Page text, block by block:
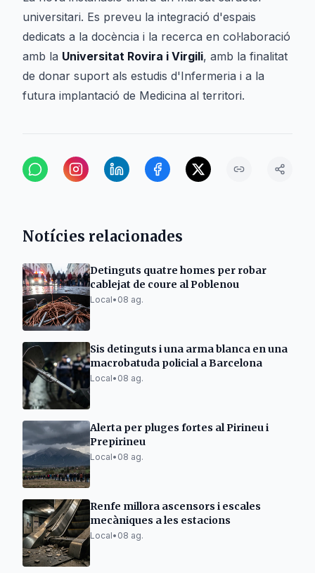
universitari. Es preveu la integració d'espais
dedicats a la docència i la recerca en col·laboració
amb la Universitat Rovira i Virgili, amb la finalitat
de donar suport als estudis d'Infermeria i a la
futura implantació de Medicina al territori.
Notícies relacionades
Detinguts quatre homes per robar
cablejat de coure al Poblenou
Local• 08 ag.
Sis detinguts i una arma blanca en una
macrobatuda policial a Barcelona
Local• 08 ag.
Alerta per pluges fortes al Pirineu i
Prepirineu
Local• 08 ag.
Renfe millora ascensors i escales
mecàniques a les estacions
Local• 08 ag.